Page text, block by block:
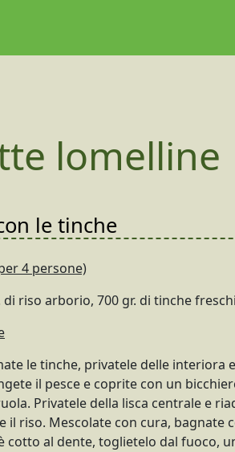
lomelline
le tinche
4 persone)
di riso arborio, 700 gr. di tinche
le tinche, privatele delle interiora
il pesce e coprite con un
Privatele della lisca centrale e
il riso. Mescolate con cura, bagnate
cotto al dente, toglietelo dal fuoco,